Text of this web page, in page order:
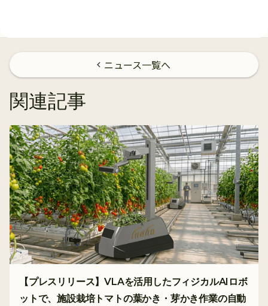
chevron_left ニュース一覧へ
関連記事
【プレスリリース】VLAを活用したフィジカルAIロボ
ットで、施設栽培トマトの葉かき・芽かき作業の自動